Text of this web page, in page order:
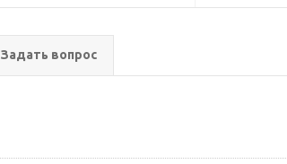
Задать вопрос